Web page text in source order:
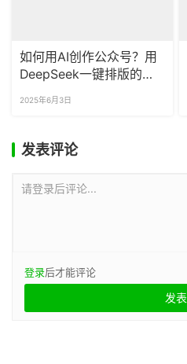
如何用AI创作公众号？用
DeepSeek一键排版的方
2025年6月3日
发表评论
请登录后评论...
登录后才能评论